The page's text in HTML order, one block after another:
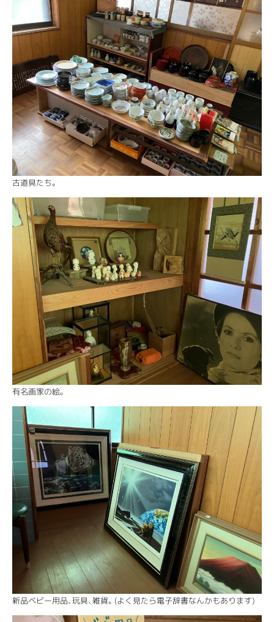
古道具たち。
有名画家の絵。
新品ベビー用品、玩具、雑貨。(よく見たら電子辞書なんかもあります)